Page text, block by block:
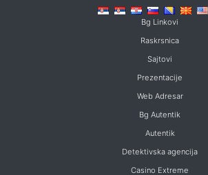
Bg Linkovi
Raskrsnica
Sajtovi
Prezentacije
Web Adresar
Bg Autentik
Autentik
Detektivska agencija
Casino Extreme